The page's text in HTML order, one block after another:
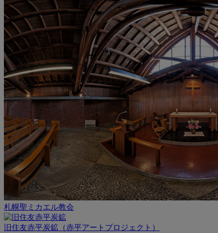
札幌聖ミカエル教会
旧住友赤平炭鉱（赤平アートプロジェクト）